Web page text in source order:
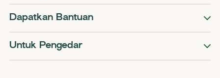
Dapatkan Bantuan
Untuk Pengedar